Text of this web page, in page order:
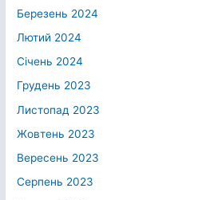
Березень 2024
Лютий 2024
Січень 2024
Грудень 2023
Листопад 2023
Жовтень 2023
Вересень 2023
Серпень 2023